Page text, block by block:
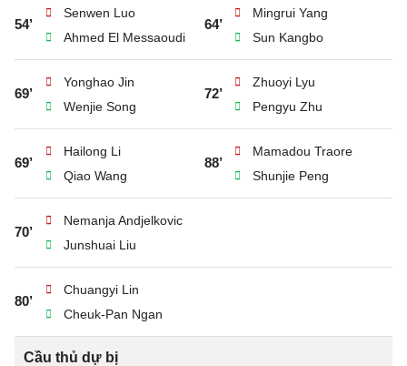
54’
Senwen Luo
Ahmed El Messaoudi
64’
Mingrui Yang
Sun Kangbo
69’
Yonghao Jin
Wenjie Song
72’
Zhuoyi Lyu
Pengyu Zhu
69’
Hailong Li
Qiao Wang
88’
Mamadou Traore
Shunjie Peng
70’
Nemanja Andjelkovic
Junshuai Liu
80’
Chuangyi Lin
Cheuk-Pan Ngan
Cầu thủ dự bị